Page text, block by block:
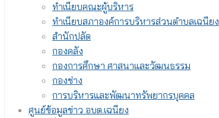
ทำเนียบคณะผู้บริหาร
ทำเนียบสภาองค์การบริหารส่วนตำบลเฉนียง
สำนักปลัด
กองคลัง
กองการศึกษา ศาสนาและวัฒนธรรม
กองช่าง
การบริหารและพัฒนาทรัพยากรบุคคล
ศูนย์ข้อมูลข่าว อบต.เฉนียง